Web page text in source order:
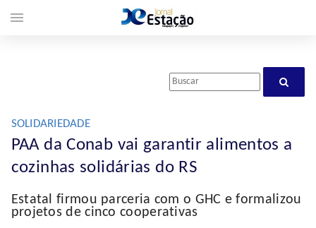
SOLIDARIEDADE
PAA da Conab vai garantir alimentos a
cozinhas solidárias do RS
Estatal firmou parceria com o GHC e formalizou
projetos de cinco cooperativas
menu